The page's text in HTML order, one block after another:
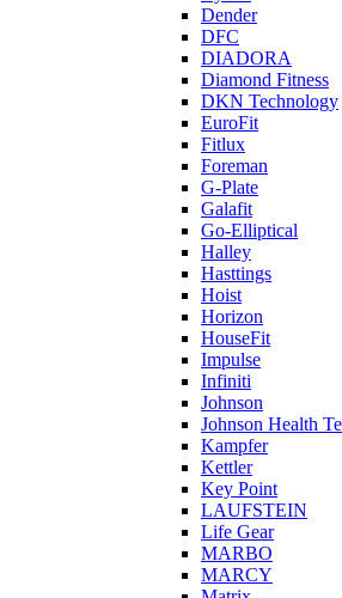
Dender
DFC
DIADORA
Diamond Fitness
DKN Technology
EuroFit
Fitlux
Foreman
G-Plate
Galafit
Go-Elliptical
Halley
Hasttings
Hoist
Horizon
HouseFit
Impulse
Infiniti
Johnson
Johnson Health
Kampfer
Kettler
Key Point
LAUFSTEIN
Life Gear
MARBO
MARCY